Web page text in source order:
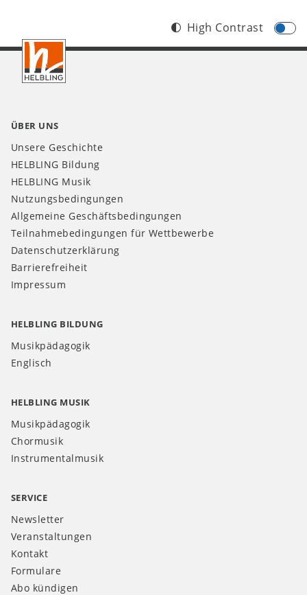
Footer
CH
High Contrast
ÜBER UNS
Unsere Geschichte
HELBLING Bildung
HELBLING Musik
Nutzungsbedingungen
Allgemeine Geschäftsbedingungen
Teilnahmebedingungen für Wettbewerbe
Datenschutzerklärung
Barrierefreiheit
Impressum
HELBLING BILDUNG
Musikpädagogik
Englisch
HELBLING MUSIK
Musikpädagogik
Chormusik
Instrumentalmusik
SERVICE
Newsletter
Veranstaltungen
Kontakt
Formulare
Abo kündigen